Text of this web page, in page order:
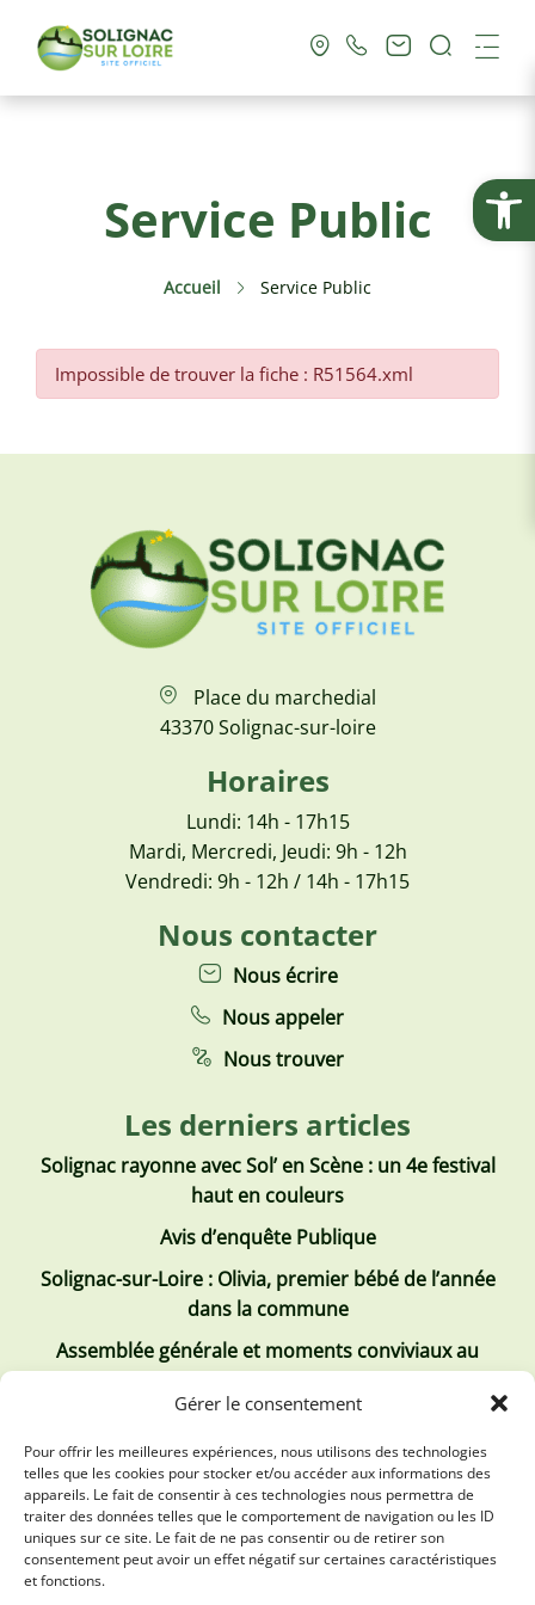
Ouvrir
Gérer le consentement
Pour offrir les meilleures expériences, nous utilisons des technologies
telles que les cookies pour stocker et/ou accéder aux informations des
appareils. Le fait de consentir à ces technologies nous permettra de
traiter des données telles que le comportement de navigation ou les ID
uniques sur ce site. Le fait de ne pas consentir ou de retirer son
consentement peut avoir un effet négatif sur certaines caractéristiques
et fonctions.
Vie Pratique
Culture & Loisirs
Tourisme
Service Public
Accueil Service Public
Impossible de trouver la fiche : R51564.xml
Place du marchedial
43370 Solignac-sur-loire
Horaires
Lundi: 14h - 17h15
Mardi, Mercredi, Jeudi: 9h - 12h
Vendredi: 9h - 12h / 14h - 17h15
Nous contacter
Nous écrire
Nous appeler
Nous trouver
Les derniers articles
Solignac rayonne avec Sol’ en Scène : un 4e festival
haut en couleurs
Avis d’enquête Publique
Solignac-sur-Loire : Olivia, premier bébé de l’année
dans la commune
Assemblée générale et moments conviviaux au
Les derniers comptes rendus
Conseil municipal 2 juillet 2026
Conseil Municipal du 30 avril 2026